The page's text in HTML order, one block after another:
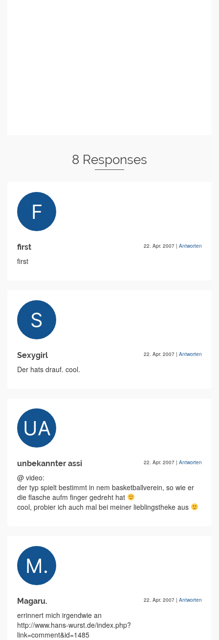
8 Responses
first 22. Apr. 2007 | Antworten
first
Sexygirl 22. Apr. 2007 | Antworten
Der hats drauf. cool.
unbekannter assi 22. Apr. 2007 | Antworten
@ video:
der typ spielt bestimmt in nem basketballverein, so wie er
die flasche aufm finger gedreht hat
cool, probier ich auch mal bei meiner lieblingstheke aus
Magaru. 22. Apr. 2007 | Antworten
errinnert mich irgendwie an
http://www.hans-wurst.de/index.php?
link=comment&id=1485